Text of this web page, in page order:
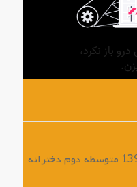
جشن آغاز سال تحصیلی 1400-1399 متوسطه دوم دخترانه